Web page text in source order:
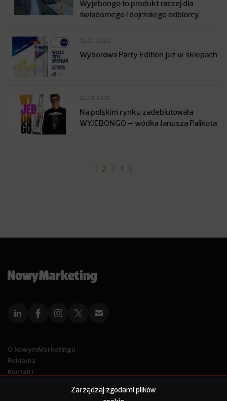
Zarządzaj zgodami plików
Wyjebongo to produkt raczej dla
świadomego i dojrzałego odbiorcy
12.01.2022
Wyborowa Party Edition już w sklepach
22.12.2021
Na polskim rynku zadebiutowała
WYJEBONGO – wódka Janusza Palikota
2 3 4 5
O NowymMarketingu
Reklama
Kontakt